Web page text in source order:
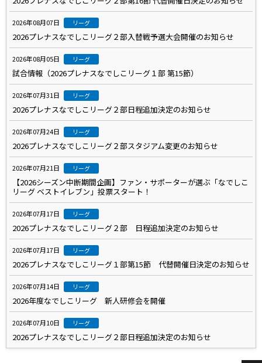
2026年08月07日 リーグ
2026プレナスなでしこリーグ２部入替戦予選大会開催のお知らせ
2026年08月05日 リーグ
試合情報（2026プレナスなでしこリーグ１部 第15節）
2026年07月31日 リーグ
2026プレナスなでしこリーグ２部日程追加決定のお知らせ
2026年07月24日 リーグ
2026プレナスなでしこリーグ２部スタジアム変更のお知らせ
2026年07月21日 リーグ
【2026シーズン中断期間企画】ファン・サポーターが選ぶ「なでしこ
リーグ ベストイレブン」投票スタート！
2026年07月17日 リーグ
2026プレナスなでしこリーグ２部 日程追加決定のお知らせ
2026年07月17日 リーグ
2026プレナスなでしこリーグ１部第15節 代替開催日決定のお知らせ
2026年07月14日 リーグ
2026年度なでしこリーグ 新人研修会を開催
2026年07月10日 リーグ
2026プレナスなでしこリーグ２部日程追加決定のお知らせ